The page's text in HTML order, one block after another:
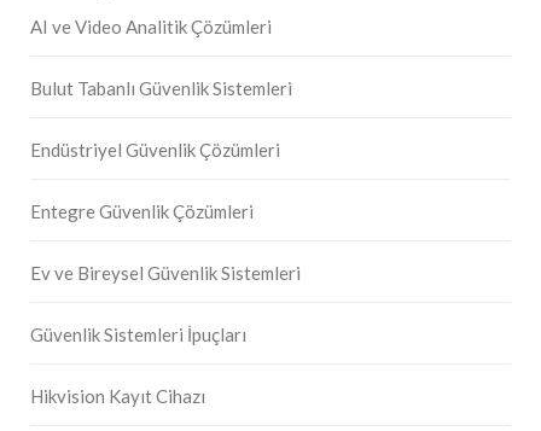
AI ve Video Analitik Çözümleri
Bulut Tabanlı Güvenlik Sistemleri
Endüstriyel Güvenlik Çözümleri
Entegre Güvenlik Çözümleri
Ev ve Bireysel Güvenlik Sistemleri
Güvenlik Sistemleri İpuçları
Hikvision Kayıt Cihazı